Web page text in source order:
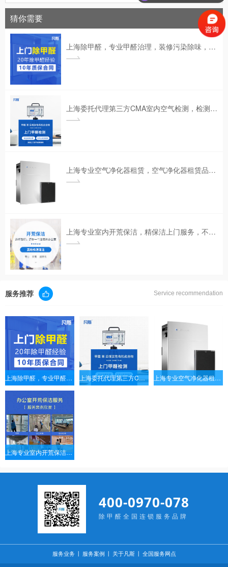
猜你需要
上海除甲醛，专业甲醛治理，装修污染除味，室内空气污染治理17年经验。
上海委托代理第三方CMA室内空气检测，检测甲醛、苯、TVOC等有害气体，由CMA机构出具CMA检测报告。
上海专业空气净化器租赁，空气净化器租赁品牌，空气净化器租赁公司|凡斯环保
上海专业室内开荒保洁，精保洁上门服务，不满意不收费。
服务推荐 Service recommendation
上海除甲醛，专业甲醛治理，装修污染除味，室内空气污染治理17年经验。 上海委托代理第三方CMA室内空气检测，检测甲醛、苯、TVOC等有害气体，由CMA机构出具CMA检测报告。 上海专业空气净化器租赁，空气净化器租赁品牌，空气净化器租赁公司|凡斯环保
上海专业室内开荒保洁，精保洁上门服务，不满意不收费。
400-0970-078
除甲醛全国连锁服务品牌
服务业务 丨 服务案例 丨 关于凡斯 丨 全国服务网点